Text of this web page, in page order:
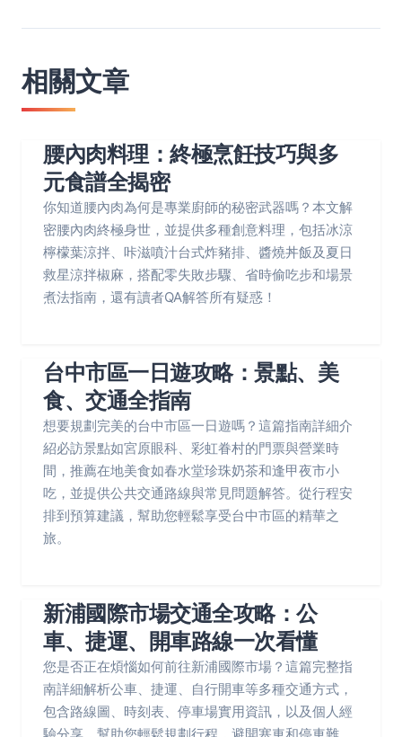
相關文章
腰內肉料理：終極烹飪技巧與多
元食譜全揭密
你知道腰內肉為何是專業廚師的秘密武器嗎？本文解
密腰內肉終極身世，並提供多種創意料理，包括冰涼
檸檬葉涼拌、咔滋噴汁台式炸豬排、醬燒丼飯及夏日
救星涼拌椒麻，搭配零失敗步驟、省時偷吃步和場景
煮法指南，還有讀者QA解答所有疑惑！
台中市區一日遊攻略：景點、美
食、交通全指南
想要規劃完美的台中市區一日遊嗎？這篇指南詳細介
紹必訪景點如宮原眼科、彩虹眷村的門票與營業時
間，推薦在地美食如春水堂珍珠奶茶和逢甲夜市小
吃，並提供公共交通路線與常見問題解答。從行程安
排到預算建議，幫助您輕鬆享受台中市區的精華之
旅。
新浦國際市場交通全攻略：公
車、捷運、開車路線一次看懂
您是否正在煩惱如何前往新浦國際市場？這篇完整指
南詳細解析公車、捷運、自行開車等多種交通方式，
包含路線圖、時刻表、停車場實用資訊，以及個人經